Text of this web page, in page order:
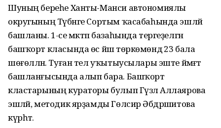
Шуның береһе Ханты-Манси автономиялы
округының Түбәнге Сортым ҡасабаһында эшләй
башланы. 1-се мәктәп базаһында тергеҙелгән
башҡорт класында өс йәш төркөмөндә 23 бала
шөғөлләнә. Туған тел уҡытыусылары эште йәмәғәт
башланғысында алып бара. Башҡорт
кластарының кураторы булып Гүзәл Аллаярова
эшләй, методик ярҙамды Гөлсирә Әбдрәшитова
күрһәтә.